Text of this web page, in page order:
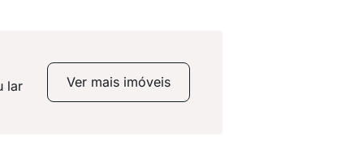
lar
Ver mais imóveis